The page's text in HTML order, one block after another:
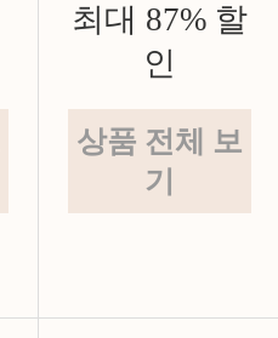
최대 87% 할
인
상품 전체 보
기